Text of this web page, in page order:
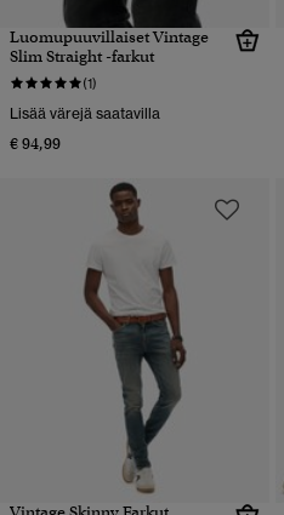
Luomupuuvillaiset Vintage
Slim Straight -farkut
(1)
Lisää värejä saatavilla
€ 94,99